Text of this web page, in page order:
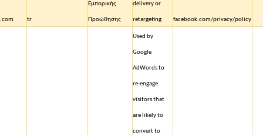
tr
Εμπορικής
Προώθησης
delivery or
retargeting facebook.com/privacy/policy
Used by
Google
AdWords to
re-engage
visitors that
are likely to
convert to